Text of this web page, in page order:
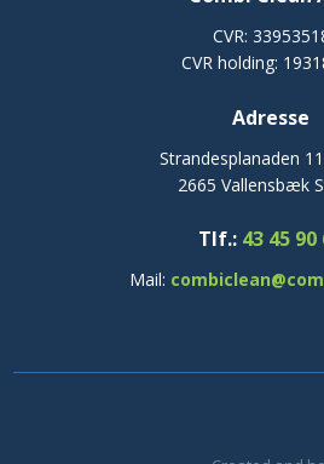
CVR:
CVR holding:
Adresse​
Strandesplanaden
2665 Vallensbæk
Tlf.: 43 45 90
Mail: